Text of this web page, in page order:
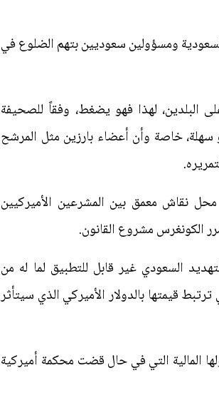
ومسؤولين سعوديين بتهم الضلوع في
البلدين، لهذا فهو يضغط، وفقاً للصحيفة
سهلة، خاصة وأن أعضاء بارزين مثل المرشح
نقاش معمق بين المشرعين الأميركيين
الكونغرس مشروع القانون.
السعودي غير قابل للتطبيق لما له من
قيمتها بالدولار الأميركي الذي سيتأثر
المالية التي في حال قضت محكمة أميركية